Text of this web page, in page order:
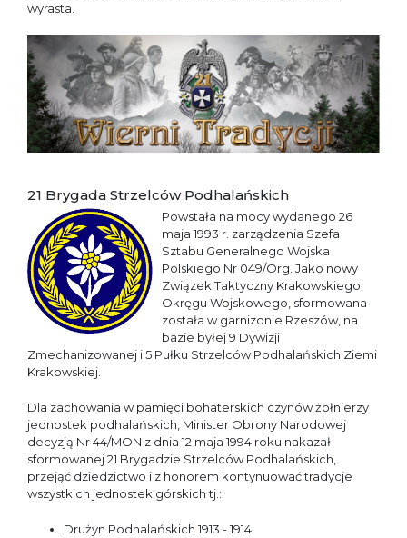
wyrasta.
21 Brygada Strzelców Podhalańskich
Powstała na mocy wydanego 26
maja 1993 r. zarządzenia Szefa
Sztabu Generalnego Wojska
Polskiego Nr 049/Org. Jako nowy
Związek Taktyczny Krakowskiego
Okręgu Wojskowego, sformowana
została w garnizonie Rzeszów, na
bazie byłej 9 Dywizji
Zmechanizowanej i 5 Pułku Strzelców Podhalańskich Ziemi
Krakowskiej.
Dla zachowania w pamięci bohaterskich czynów żołnierzy
jednostek podhalańskich, Minister Obrony Narodowej
decyzją Nr 44/MON z dnia 12 maja 1994 roku nakazał
sformowanej 21 Brygadzie Strzelców Podhalańskich,
przejąć dziedzictwo i z honorem kontynuować tradycje
wszystkich jednostek górskich tj.:
Drużyn Podhalańskich 1913 - 1914